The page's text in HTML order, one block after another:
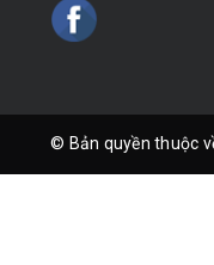
© Bản quyền thuộc